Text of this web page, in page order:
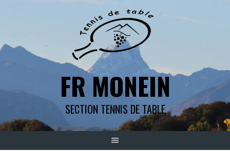
FR MONEIN
SECTION TENNIS DE TABLE